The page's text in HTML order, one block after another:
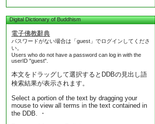
Digital Dictionary of Buddhism
電子佛教辭典
パスワードがない場合は「guest」でログインしてくださ
い。
Users who do not have a password can log in with the
userID "guest".
本文をドラッグして選択するとDDBの見出し語
検索結果が表示されます。
Select a portion of the text by dragging your
mouse to view all terms in the text contained in
the DDB. ・